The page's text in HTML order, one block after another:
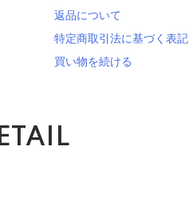
返品について
特定商取引法に基づく表記
買い物を続ける